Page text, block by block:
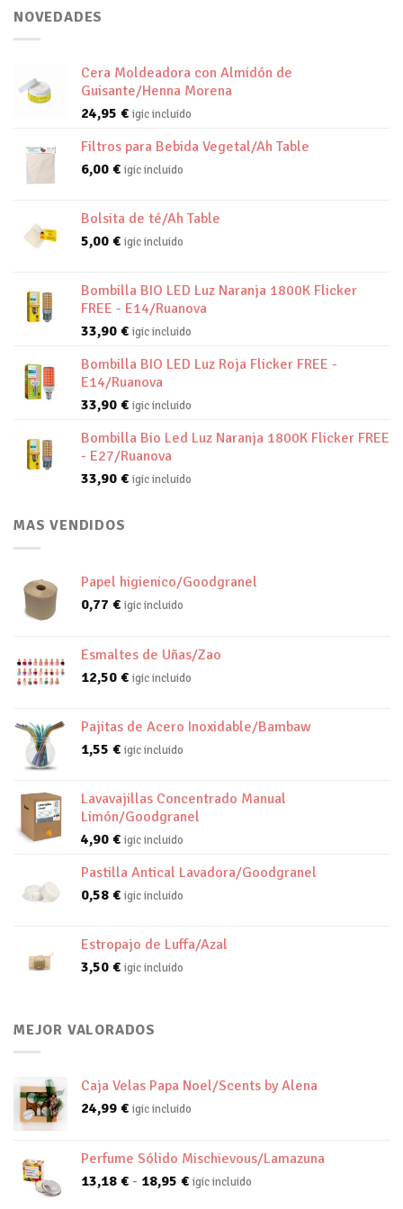
NOVEDADES
Cera Moldeadora con Almidón de
Guisante/Henna Morena
24,95 € igic incluido
Filtros para Bebida Vegetal/Ah Table
6,00 € igic incluido
Bolsita de té/Ah Table
5,00 € igic incluido
Bombilla BIO LED Luz Naranja 1800K Flicker
FREE - E14/Ruanova
33,90 € igic incluido
Bombilla BIO LED Luz Roja Flicker FREE -
E14/Ruanova
33,90 € igic incluido
Bombilla Bio Led Luz Naranja 1800K Flicker FREE
- E27/Ruanova
33,90 € igic incluido
MAS VENDIDOS
Papel higienico/Goodgranel
0,77 € igic incluido
Esmaltes de Uñas/Zao
12,50 € igic incluido
Pajitas de Acero Inoxidable/Bambaw
1,55 € igic incluido
Lavavajillas Concentrado Manual
Limón/Goodgranel
4,90 € igic incluido
Pastilla Antical Lavadora/Goodgranel
0,58 € igic incluido
Estropajo de Luffa/Azal
3,50 € igic incluido
MEJOR VALORADOS
Caja Velas Papa Noel/Scents by Alena
24,99 € igic incluido
Perfume Sólido Mischievous/Lamazuna
13,18 € - 18,95 €Rango
igic incluido